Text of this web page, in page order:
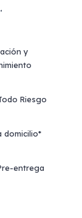
y
Riesgo
domicilio*
entrega